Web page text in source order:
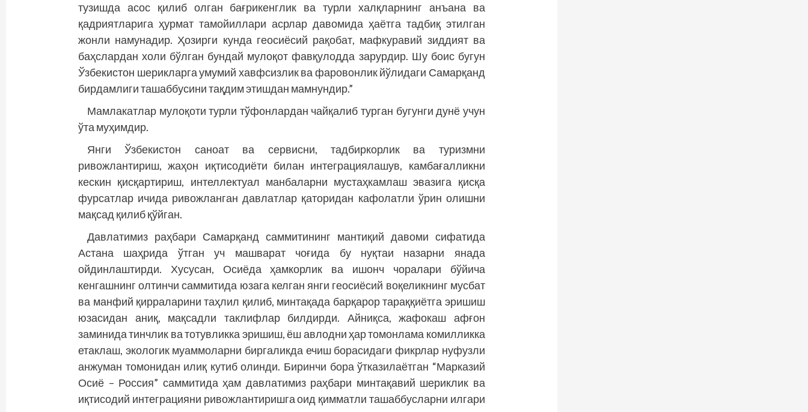
тузишда асос қилиб олган бағрикенглик ва турли халқларнинг анъана ва
қадриятларига ҳурмат тамойиллари асрлар давомида ҳаётга тадбиқ этилган
жонли намунадир. Ҳозирги кунда геосиёсий рақобат, мафкуравий зиддият ва
баҳслардан холи бўлган бундай мулоқот фавқулодда зарурдир. Шу боис бугун
Ўзбекистон шерик­ларга умумий хавфсизлик ва фаровонлик йўлидаги Самарқанд
бирдамлиги ташаббусини тақдим этишдан мамнундир.”
Мамлакатлар мулоқоти турли тўфонлардан чайқалиб турган бугунги дунё учун
ўта муҳимдир.
Янги Ўзбекис­тон саноат ва сервисни, тадбиркорлик ва туризмни
ривожлантириш, жаҳон иқтисодиёти билан интеграциялашув, камбағалликни
кескин қисқартириш, интеллектуал манбаларни мустаҳкамлаш эвазига қисқа
фурсатлар ичида ривожланган давлатлар қаторидан кафолатли ўрин олишни
мақсад қилиб қўйган.
Давлатимиз раҳбари Самарқанд саммитининг мантиқий давоми сифатида
Астана шаҳрида ўтган уч машварат чоғида бу нуқтаи назарни янада
ойдинлаштирди. Хусусан, Осиё­­да ҳамкорлик ва ишонч чоралари бў­йича
кенгашнинг олтинчи саммитида юзага келган янги геосиёсий воқеликнинг мусбат
ва манфий қирраларини таҳлил қилиб, минтақада барқарор тараққиётга эришиш
юзасидан аниқ, мақсадли таклифлар билдирди. Айниқса, жафокаш афғон
заминида тинчлик ва тотувликка эришиш, ёш авлодни ҳар томонлама комилликка
етаклаш, экологик муаммоларни биргаликда ечиш борасидаги фикрлар нуфузли
анжуман томонидан илиқ кутиб олинди. Биринчи бора ўтказилаётган “Марказий
Осиё – Россия” саммитида ҳам давлатимиз раҳбари минтақавий шериклик ва
иқтисодий интеграцияни ривожлантиришга оид қимматли ташаббусларни илгари